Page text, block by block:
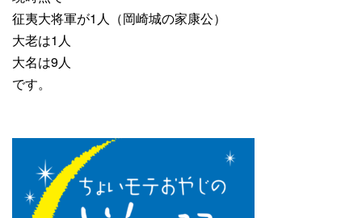
征夷大将軍が1人（岡崎城の家康公）
大老は1人
大名は9人
です。